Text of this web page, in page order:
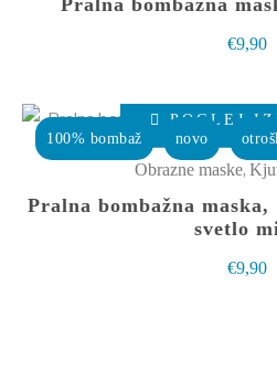
Pralna bombažna
€9,90
100% bombaž novo
POGLEJ
Obrazne maske, Kjut
Pralna bombažna maska,
svetlo
€9,90